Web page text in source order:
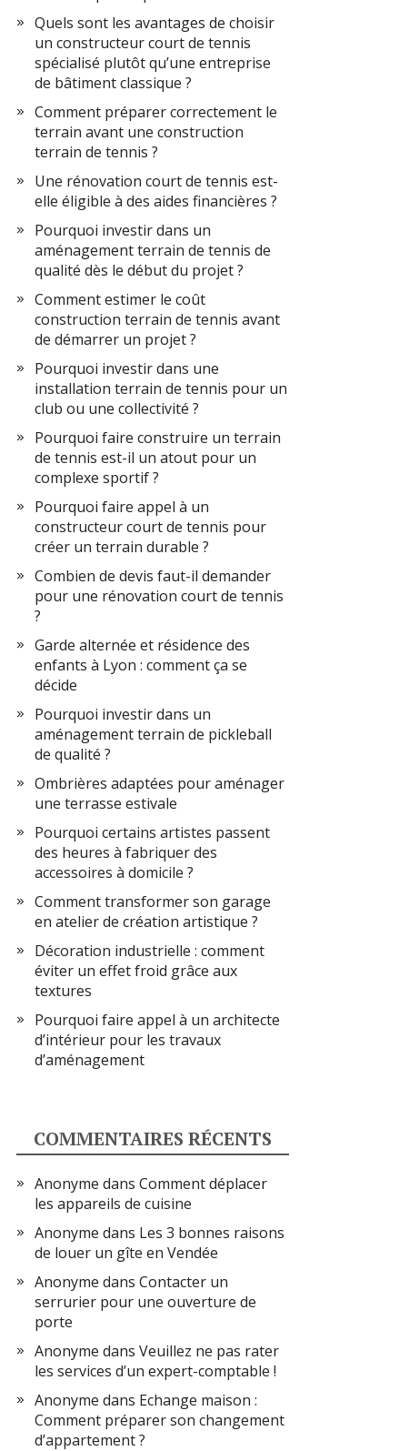
Quels sont les avantages de choisir
un constructeur court de tennis
spécialisé plutôt qu’une entreprise
de bâtiment classique ?
Comment préparer correctement le
terrain avant une construction
terrain de tennis ?
Une rénovation court de tennis est-
elle éligible à des aides financières ?
Pourquoi investir dans un
aménagement terrain de tennis de
qualité dès le début du projet ?
Comment estimer le coût
construction terrain de tennis avant
de démarrer un projet ?
Pourquoi investir dans une
installation terrain de tennis pour un
club ou une collectivité ?
Pourquoi faire construire un terrain
de tennis est-il un atout pour un
complexe sportif ?
Pourquoi faire appel à un
constructeur court de tennis pour
créer un terrain durable ?
Combien de devis faut-il demander
pour une rénovation court de tennis
?
Garde alternée et résidence des
enfants à Lyon : comment ça se
décide
Pourquoi investir dans un
aménagement terrain de pickleball
de qualité ?
Ombrières adaptées pour aménager
une terrasse estivale
Pourquoi certains artistes passent
des heures à fabriquer des
accessoires à domicile ?
Comment transformer son garage
en atelier de création artistique ?
Décoration industrielle : comment
éviter un effet froid grâce aux
textures
Pourquoi faire appel à un architecte
d’intérieur pour les travaux
d’aménagement
COMMENTAIRES RÉCENTS
Anonyme dans Comment déplacer
les appareils de cuisine
Anonyme dans Les 3 bonnes raisons
de louer un gîte en Vendée
Anonyme dans Contacter un
serrurier pour une ouverture de
porte
Anonyme dans Veuillez ne pas rater
les services d’un expert-comptable !
Anonyme dans Echange maison :
Comment préparer son changement
d’appartement ?